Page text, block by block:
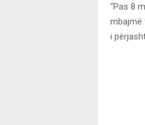
“Pas 8
mbajmë
i